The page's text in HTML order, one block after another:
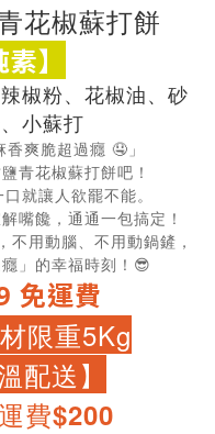
花椒蘇打餅
素】
椒粉、花椒油、砂
、小蘇打
爽脆超過癮 🤤」
青花椒蘇打餅吧！
就讓人欲罷不能。
嘴饞，通通一包搞定！
不用動腦、不用動鍋鏟，
」的幸福時刻！😎
免運費
限重5Kg
配送】
費$200